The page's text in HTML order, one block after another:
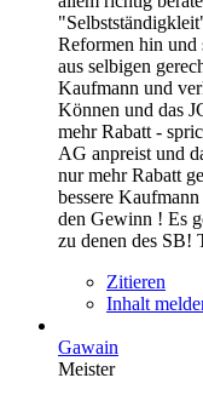
Reformen hin und
aus selbigen
Kaufmann und
Können und das
mehr Rabatt -
AG anpreist und
nur mehr Rabatt
bessere
den Gewinn ! Es
zu denen des SB!
Zitieren
Inhalt
Gawain
Meister